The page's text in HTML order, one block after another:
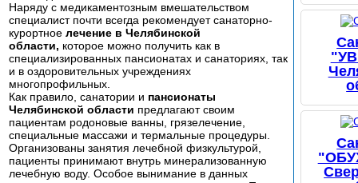
Наряду с медикаментозным вмешательством
специалист почти всегда рекомендует санаторно-
курортноелечение в Челябинской
области, которое можно получить как в
специализированных пансионатах и санаториях, так
и в оздоровительных учреждениях
многопрофильных.
Как правило, санатории и пансионаты
Челябинской области предлагают своим
пациентам родоновые ванны, грязелечение,
специальные массажи и термальные процедуры.
Организованы занятия лечебной физкультурой,
пациенты принимают внутрь минерализованную
лечебную воду. Особое вынимание в данных